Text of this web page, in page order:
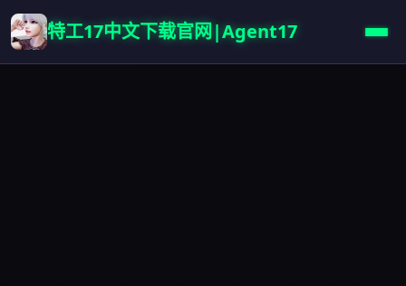
特工17中文下载官网|Agent17